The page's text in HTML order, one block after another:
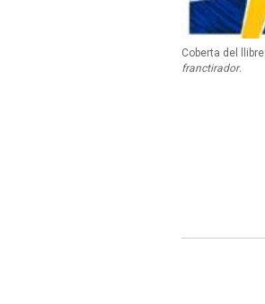
Coberta del llibre
franctirador.